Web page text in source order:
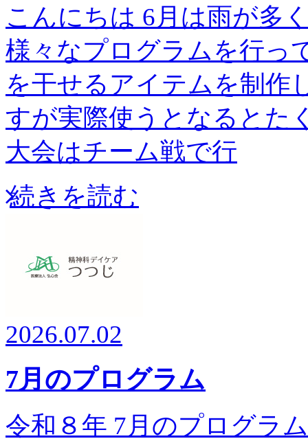
こんにちは 6月は雨が多
様々なプログラムを行っ
を干せるアイテムを制作
すが実際使うとなるとた
大会はチーム戦で行
続きを読む
2026.07.02
7月のプログラム
令和８年 7月のプログラ